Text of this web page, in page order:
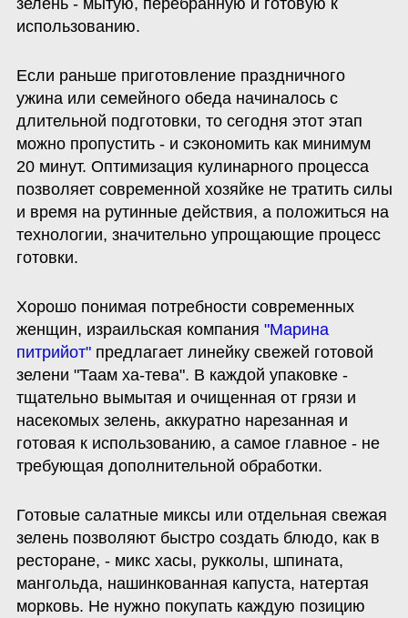
зелень - мытую, перебранную и готовую к
использованию.
Если раньше приготовление праздничного
ужина или семейного обеда начиналось с
длительной подготовки, то сегодня этот этап
можно пропустить - и сэкономить как минимум
20 минут. Оптимизация кулинарного процесса
позволяет современной хозяйке не тратить силы
и время на рутинные действия, а положиться на
технологии, значительно упрощающие процесс
готовки.
Хорошо понимая потребности современных
женщин, израильская компания "Марина
питрийот" предлагает линейку свежей готовой
зелени "Таам ха-тева". В каждой упаковке -
тщательно вымытая и очищенная от грязи и
насекомых зелень, аккуратно нарезанная и
готовая к использованию, а самое главное - не
требующая дополнительной обработки.
Готовые салатные миксы или отдельная свежая
зелень позволяют быстро создать блюдо, как в
ресторане, - микс хасы, рукколы, шпината,
мангольда, нашинкованная капуста, натертая
морковь. Не нужно покупать каждую позицию